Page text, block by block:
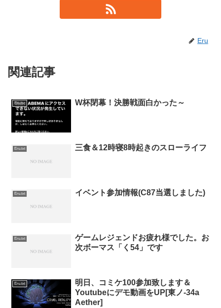
Eru
関連記事
Eru.txt W杯閉幕！決勝戦面白かった～
Eru.txt 三食＆12時寝8時起きのスローライフ
Eru.txt イベント参加情報(C87当選しました)
Eru.txt
ゲームレジェンドお疲れ様でした。お
次ボーマス「く54」です
Eru.txt
明日、コミケ100参加致します＆
Youtubeにデモ動画をUP[東ノ-34a
Aether]